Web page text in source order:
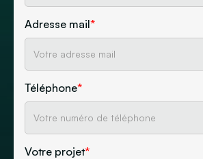
Adresse mail*
Téléphone*
Votre projet*